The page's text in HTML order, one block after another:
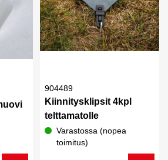
904489
Kiinnitysklipsit 4kpl
telttamatolle
Varastossa (nopea
toimitus)